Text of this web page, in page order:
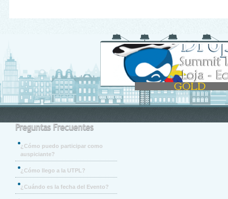
Preguntas Frecuentes
¿Cómo puedo participar como
auspiciante?
¿Cómo llego a la UTPL?
¿Cuándo es la fecha del Evento?